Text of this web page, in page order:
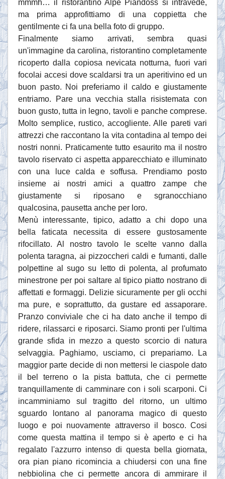
mmmh… il ristorantino Alpe Piandoss si intravede,
ma prima approfittiamo di una coppietta che
gentilmente ci fa una bella foto di gruppo.
Finalmente siamo arrivati, sembra quasi
un'immagine da carolina, ristorantino completamente
ricoperto dalla copiosa nevicata notturna, fuori vari
focolai accesi dove scaldarsi tra un aperitivino ed un
buon pasto. Noi preferiamo il caldo e giustamente
entriamo. Pare una vecchia stalla risistemata con
buon gusto, tutta in legno, tavoli e panche comprese.
Molto semplice, rustico, accogliente. Alle pareti vari
attrezzi che raccontano la vita contadina al tempo dei
nostri nonni. Praticamente tutto esaurito ma il nostro
tavolo riservato ci aspetta apparecchiato e illuminato
con una luce calda e soffusa. Prendiamo posto
insieme ai nostri amici a quattro zampe che
giustamente si riposano e sgranocchiano
qualcosina, pausetta anche per loro.
Menù interessante, tipico, adatto a chi dopo una
bella faticata necessita di essere gustosamente
rifocillato. Al nostro tavolo le scelte vanno dalla
polenta taragna, ai pizzoccheri caldi e fumanti, dalle
polpettine al sugo su letto di polenta, al profumato
minestrone per poi saltare al tipico piatto nostrano di
affettati e formaggi. Delizie sicuramente per gli occhi
ma pure, e soprattutto, da gustare ed assaporare.
Pranzo conviviale che ci ha dato anche il tempo di
ridere, rilassarci e riposarci. Siamo pronti per l'ultima
grande sfida in mezzo a questo scorcio di natura
selvaggia. Paghiamo, usciamo, ci prepariamo. La
maggior parte decide di non mettersi le ciaspole dato
il bel terreno o la pista battuta, che ci permette
tranquillamente di camminare con i soli scarponi. Ci
incamminiamo sul tragitto del ritorno, un ultimo
sguardo lontano al panorama magico di questo
luogo e poi nuovamente attraverso il bosco. Cosi
come questa mattina il tempo si è aperto e ci ha
regalato l'azzurro intenso di questa bella giornata,
ora pian piano ricomincia a chiudersi con una fine
nebbiolina che ci permette ancora di ammirare il